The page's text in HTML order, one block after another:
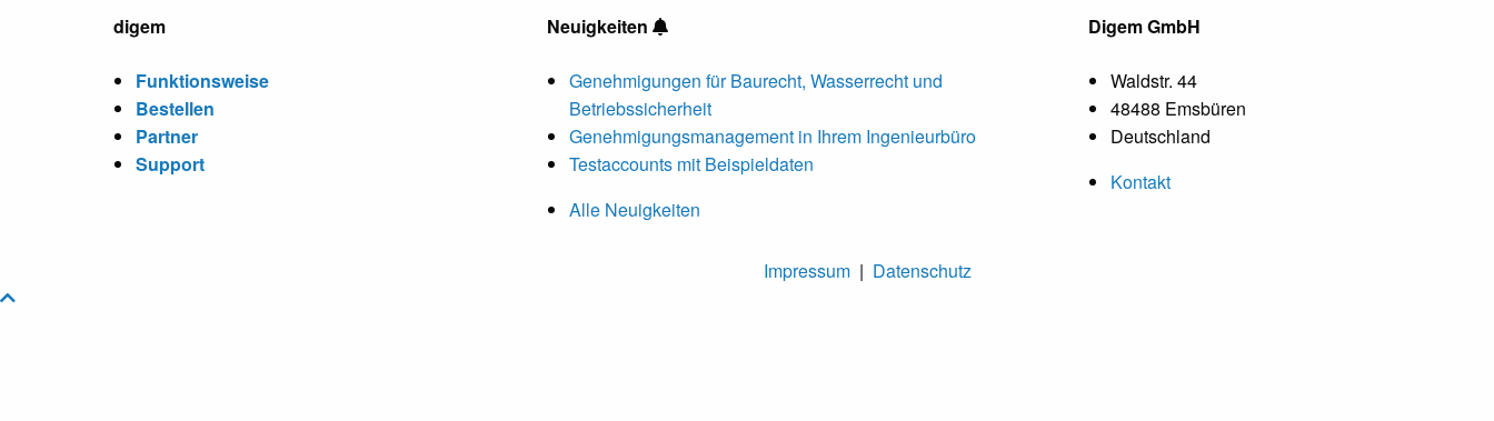
digem
Funktionsweise
Bestellen
Partner
Support
Neuigkeiten
Genehmigungen für Baurecht, Wasserrecht und
Betriebssicherheit
Genehmigungsmanagement in Ihrem Ingenieurbüro
Testaccounts mit Beispieldaten
Alle Neuigkeiten
Digem GmbH
Waldstr. 44
48488 Emsbüren
Deutschland
Kontakt
Impressum | Datenschutz